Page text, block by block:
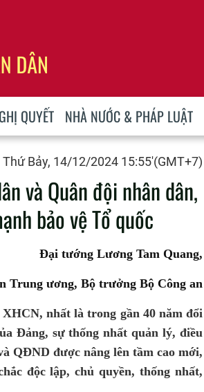
QUYẾT NHÀ NƯỚC & PHÁP LUẬT
Thứ Bảy, 14/12/2024 15:55'(GMT+7)
và Quân đội nhân dân,
bảo vệ Tổ quốc
Đại tướng Lương Tam Quang,
Trung ương, Bộ trưởng Bộ Công an
nhất là trong gần 40 năm đổi
Đảng, sự thống nhất quản lý, điều
QĐND được nâng lên tầm cao mới,
độc lập, chủ quyền, thống nhất,